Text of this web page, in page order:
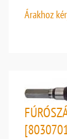
Árakhoz